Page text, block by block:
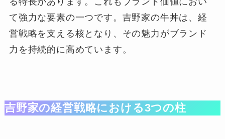
て強力な要素の一つです。吉野家の牛丼は、経
営戦略を支える核となり、その魅力がブランド
力を持続的に高めています。
吉野家の経営戦略における3つの柱